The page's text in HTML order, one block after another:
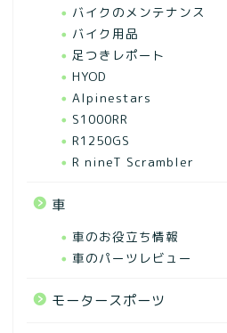
バイクのメンテナンス
バイク用品
足つきレポート
HYOD
Alpinestars
S1000RR
R1250GS
R nineT Scrambler
車
車のお役立ち情報
車のパーツレビュー
モータースポーツ